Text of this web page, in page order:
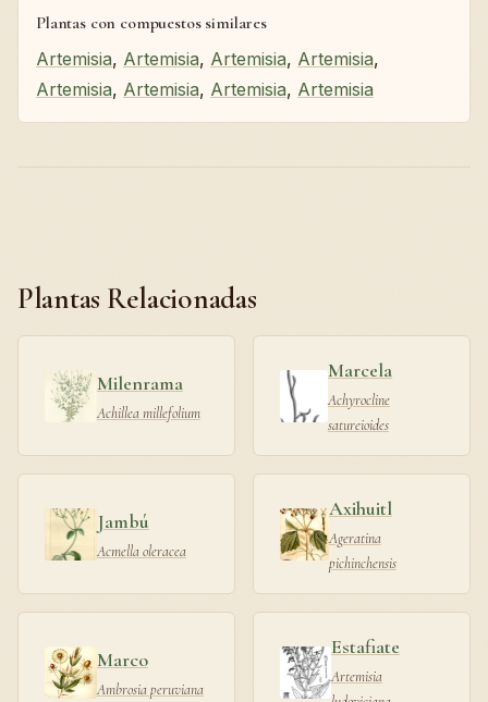
Plantas con compuestos similares
Artemisia, Artemisia, Artemisia, Artemisia,
Artemisia, Artemisia, Artemisia, Artemisia
Plantas Relacionadas
Milenrama
Achillea millefolium
Marcela
Achyrocline
satureioides
Jambú
Acmella oleracea
Axihuitl
Ageratina
pichinchensis
Marco
Ambrosia peruviana
Estafiate
Artemisia